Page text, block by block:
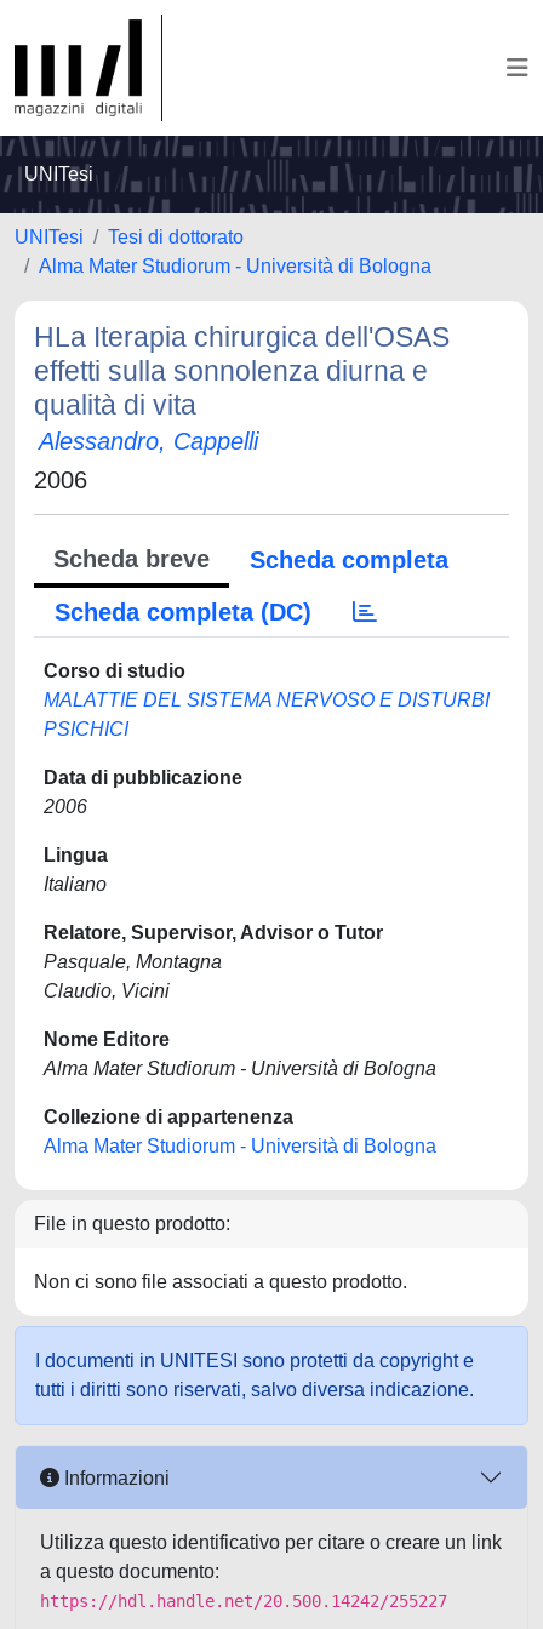
UNITesi
UNITesi
Tesi di dottorato
Alma Mater Studiorum - Università di Bologna
HLa Iterapia chirurgica dell'OSAS
effetti sulla sonnolenza diurna e
qualità di vita
Alessandro, Cappelli
2006
Scheda breve
Scheda completa
Scheda completa (DC)
Corso di studio
MALATTIE DEL SISTEMA NERVOSO E DISTURBI
PSICHICI
Data di pubblicazione
2006
Lingua
Italiano
Relatore, Supervisor, Advisor o Tutor
Pasquale, Montagna
Claudio, Vicini
Nome Editore
Alma Mater Studiorum - Università di Bologna
Collezione di appartenenza
Alma Mater Studiorum - Università di Bologna
File in questo prodotto:
Non ci sono file associati a questo prodotto.
I documenti in UNITESI sono protetti da copyright e
tutti i diritti sono riservati, salvo diversa indicazione.
Informazioni
Utilizza questo identificativo per citare o creare un link
a questo documento:
https://hdl.handle.net/20.500.14242/255227